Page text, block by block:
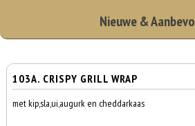
Nieuwe &
103A. CRISPY GRILL WRAP
met kip,sla,ui,augurk en cheddarkaas